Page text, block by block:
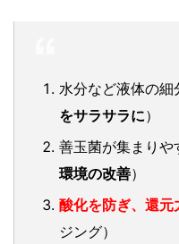
水分など液体の細
をサラサラに）
善玉菌が集まりや
環境の改善）
酸化を防ぎ、還元
ジング）